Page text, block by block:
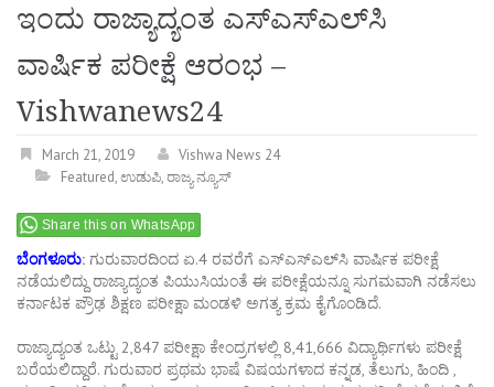
ಇಂದು ರಾಜ್ಯಾದ್ಯಂತ ಎಸ್‌ಎಸ್‌ಎಲ್‌ಸಿ
ವಾರ್ಷಿಕ ಪರೀಕ್ಷೆ ಆರಂಭ –
Vishwanews24
March 21, 2019
Vishwa News 24
Featured,ಉಡುಪಿ,ರಾಜ್ಯ ನ್ಯೂಸ್
Share this on WhatsApp
ಬೆಂಗಳೂರು: ಗುರುವಾರದಿಂದ ಏ.4 ರವರೆಗೆ ಎಸ್‌ಎಸ್‌ಎಲ್‌ಸಿ ವಾರ್ಷಿಕ ಪರೀಕ್ಷೆ
ನಡೆಯಲಿದ್ದು ರಾಜ್ಯಾದ್ಯಂತ ಪಿಯುಸಿಯಂತೆ ಈ ಪರೀಕ್ಷೆಯನ್ನೂ ಸುಗಮವಾಗಿ ನಡೆಸಲು
ಕರ್ನಾಟಕ ಪ್ರೌಢ ಶಿಕ್ಷಣ ಪರೀಕ್ಷಾ ಮಂಡಳಿ ಅಗತ್ಯ ಕ್ರಮ ಕೈಗೊಂಡಿದೆ.
ರಾಜ್ಯಾದ್ಯಂತ ಒಟ್ಟು 2,847 ಪರೀಕ್ಷಾ ಕೇಂದ್ರಗಳಲ್ಲಿ 8,41,666 ವಿದ್ಯಾರ್ಥಿಗಳು ಪರೀಕ್ಷೆ
ಬರೆಯಲಿದ್ದಾರೆ. ಗುರುವಾರ ಪ್ರಥಮ ಭಾಷೆ ವಿಷಯಗಳಾದ ಕನ್ನಡ, ತೆಲುಗು, ಹಿಂದಿ ,